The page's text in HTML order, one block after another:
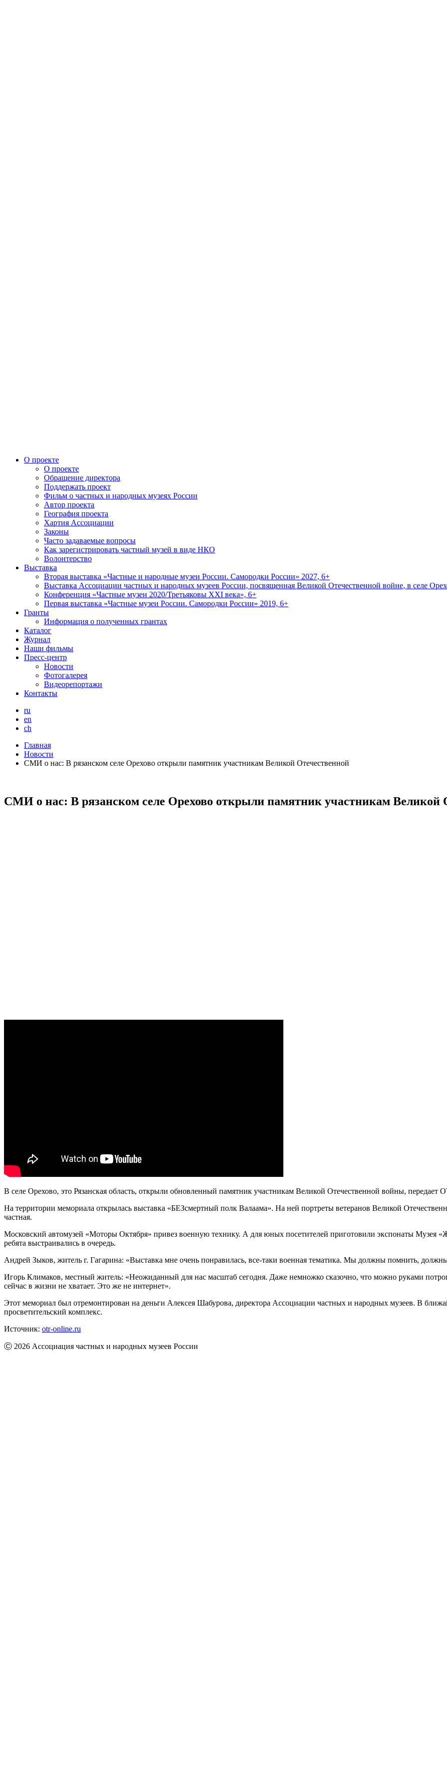
О проекте
О проекте
Обращение директора
Поддержать проект
Фильм о частных и народных музеях России
Автор проекта
География проекта
Хартия Ассоциации
Законы
Часто задаваемые вопросы
Как зарегистрировать частный музей в виде НКО
Волонтерство
Выставка
Вторая выставка «Частные и народные музеи России. Самородки России» 2027, 6+
Выставка Ассоциации частных и народных музеев России, посвященная Великой Отечественной войне, в селе
Конференция «Частные музеи 2020/Третьяковы XXI века», 6+
Первая выставка «Частные музеи России. Самородки России» 2019, 6+
Гранты
Информация о полученных грантах
Каталог
Журнал
Наши фильмы
Пресс-центр
Новости
Фотогалерея
Видеорепортажи
Контакты
ru
en
ch
Главная
Новости
СМИ о нас: В рязанском селе Орехово открыли памятник участникам Великой Отечественной
СМИ о нас: В рязанском селе Орехово открыли памятник участникам Великой
В селе Орехово, это Рязанская область, открыли обновленный памятник участникам Великой Отечественной войны, передает
На территории мемориала открылась выставка «БЕЗсмертный полк Валаама». На ней портреты ветеранов Великой
частная.
Московский автомузей «Моторы Октября» привез военную технику. А для юных посетителей приготовили экспонаты Музея
ребята выстраивались в очередь.
Андрей Зыков, житель г. Гагарина: «Выставка мне очень понравилась, все-таки военная тематика. Мы должны помнить,
Игорь Климаков, местный житель: «Неожиданный для нас масштаб сегодня. Даже немножко сказочно, что можно руками
сейчас в жизни не хватает. Это же не интернет».
Этот мемориал был отремонтирован на деньги Алексея Шабурова, директора Ассоциации частных и народных музеев. В
просветительский комплекс.
Источник: otr-online.ru
Ⓒ 2026 Ассоциация частных и народных музеев России